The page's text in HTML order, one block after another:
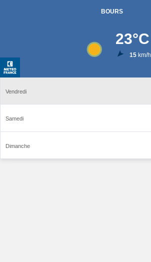
BOURS
23°C
15km/h
Vendredi
Samedi
Dimanche